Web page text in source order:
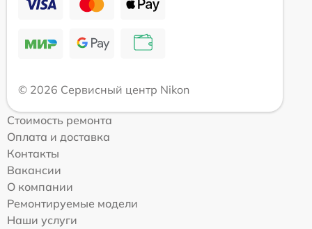
© 2026 Сервисный центр Nikon
Стоимость ремонта
Оплата и доставка
Контакты
Вакансии
О компании
Ремонтируемые модели
Наши услуги